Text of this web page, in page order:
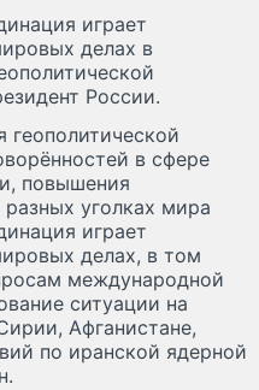
играет
делах в
России.
в сфере
повышения
уголках мира
играет
делах, в том
международной
ситуации на
Афганистане,
по иранской ядерной